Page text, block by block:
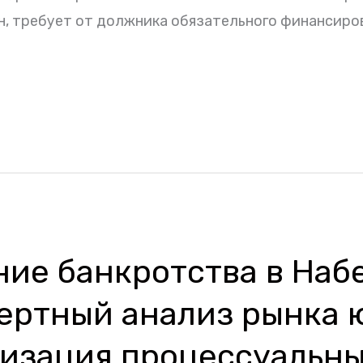
требует от должника обязательного
банкротства в
анализ рынка